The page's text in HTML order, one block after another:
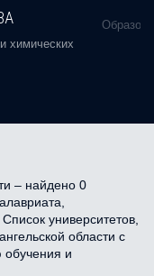
химических
– найдено 0
университетов,
области с
и